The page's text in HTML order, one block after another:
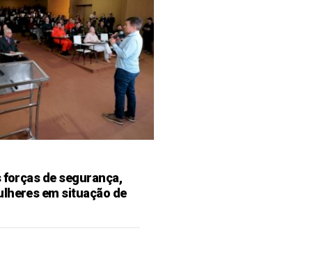
de segurança,
em situação de